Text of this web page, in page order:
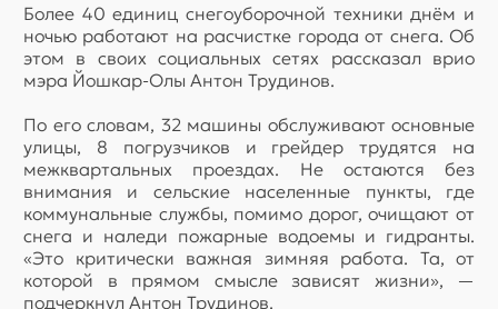
Более 40 единиц снегоуборочной техники днём и
ночью работают на расчистке города от снега. Об
этом в своих социальных сетях рассказал врио
мэра Йошкар-Олы Антон Трудинов.
По его словам, 32 машины обслуживают основные
улицы, 8 погрузчиков и грейдер трудятся на
межквартальных проездах. Не остаются без
внимания и сельские населенные пункты, где
коммунальные службы, помимо дорог, очищают от
снега и наледи пожарные водоемы и гидранты.
«Это критически важная зимняя работа. Та, от
которой в прямом смысле зависят жизни», —
подчеркнул Антон Трудинов.